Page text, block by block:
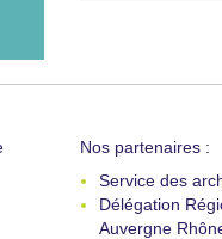
Nos partenaires :
Service des
Délégation
Auvergne